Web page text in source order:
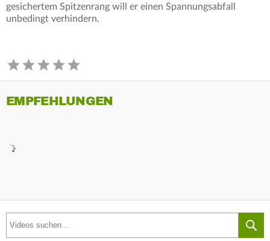
gesichertem Spitzenrang will er einen Spannungsabfall
unbedingt verhindern.
EMPFEHLUNGEN